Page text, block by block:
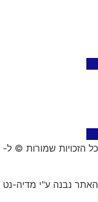
כל הזכויות שמורות © ל- 90FM
האתר נבנה ע"י מדיה-נט